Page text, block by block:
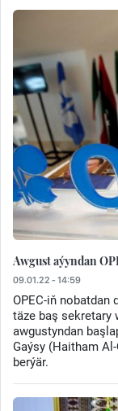
Awgust aýyndan
09.01.22 - 14:59
OPEC-iň
täze baş sekretary
awgustyndan
Gaýsy (Haitham
berýär.